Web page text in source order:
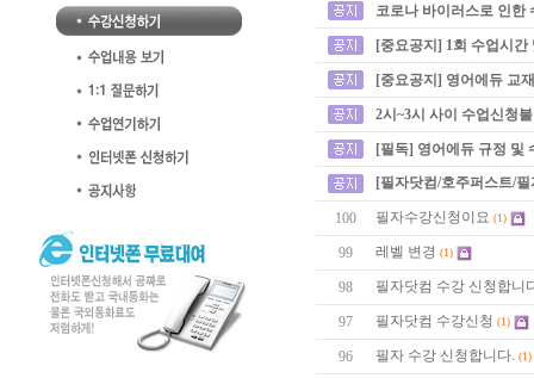
코로나 바이러스로 인한
[중요공지] 1회 수업시
[중요공지] 영어에듀 교
2시~3시 사이 수업신청
[필독] 영어에듀 규정 및
[필자닷컴/호주퍼스트/
100 필자수강신청이요 (1)
99 레벨 변경 (1)
98 필자닷컴 수강 신청합니
97 필자닷컴 수강신청 (1)
96 필자 수강 신청합니다. (1)